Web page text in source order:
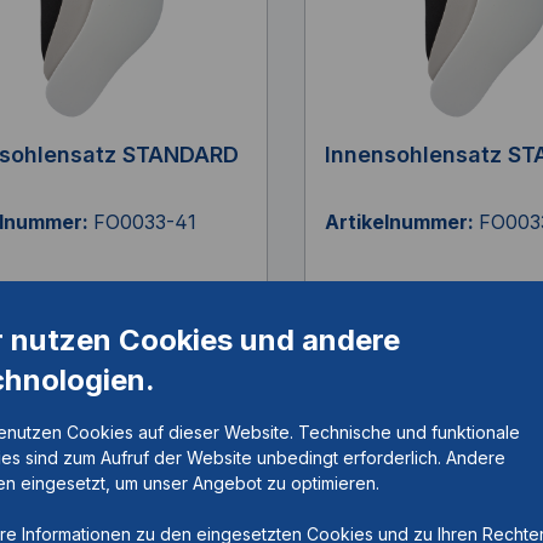
STANDARD
FO0033-41
je 7mm, Größe 41
Innensohlensatz
Artikelnummer:
3xEVA, je 7mm, Größe
nutzen Cookies und andere
Cookies auf dieser Website. Technische und funktionale
sind zum Aufruf der Website unbedingt erforderlich. Andere
eingesetzt, um unser Angebot zu optimieren.
Informationen zu den eingesetzten Cookies und zu Ihren